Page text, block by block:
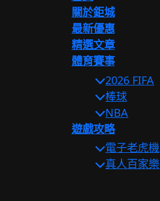
關於鉅城
最新優惠
精選文章
體育賽事
2026 FIFA
棒球
NBA
遊戲攻略
電子老虎機
真人百家樂